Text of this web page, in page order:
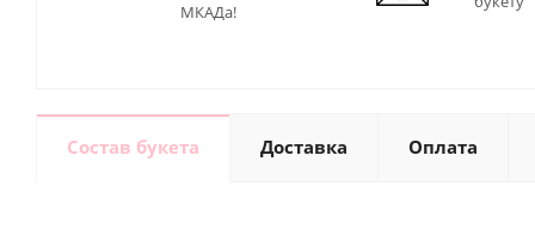
МКАДа!
Состав букета Доставка Оплата